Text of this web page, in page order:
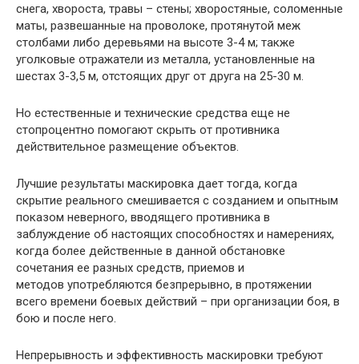
снега, хвороста, травы – стены; хворостяные, соломенные
маты, развешанные на проволоке, протянутой меж
столбами либо деревьями на высоте 3-4 м; также
уголковые отражатели из металла, установленные на
шестах 3-3,5 м, отстоящих друг от друга на 25-30 м.
Но естественные и технические средства еще не
стопроцентно помогают скрыть от противника
действительное размещение объектов.
Лучшие результаты маскировка дает тогда, когда
скрытие реального смешивается с созданием и опытным
показом неверного, вводящего противника в
заблуждение об настоящих способностях и намерениях,
когда более действенные в данной обстановке
сочетания ее разных средств, приемов и
методов употребляются безпрерывно, в протяжении
всего времени боевых действий – при организации боя, в
бою и после него.
Непрерывность и эффективность маскировки требуют